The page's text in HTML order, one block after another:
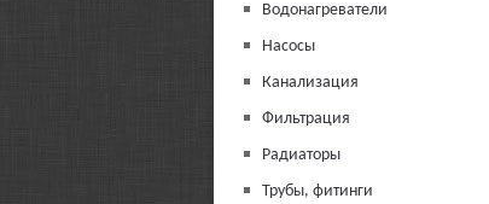
Водонагреватели
Насосы
Канализация
Фильтрация
Радиаторы
Трубы, фитинги